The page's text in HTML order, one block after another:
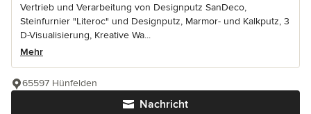
Vertrieb und Verarbeitung von Designputz SanDeco,
Steinfurnier "Literoc" und Designputz, Marmor- und Kalkputz, 3
D-Visualisierung, Kreative Wa...
Mehr
Nachricht
65597 Hünfelden